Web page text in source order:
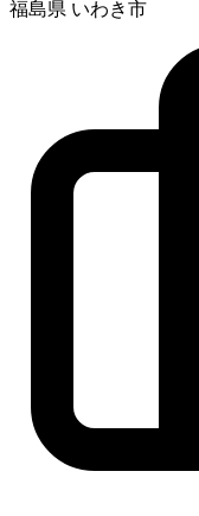
福島県 いわき市